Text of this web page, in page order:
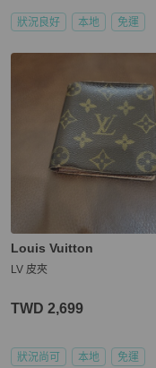
狀況良好 本地 免運
Louis Vuitton
LV 皮夾
TWD 2,699
狀況尚可 本地 免運